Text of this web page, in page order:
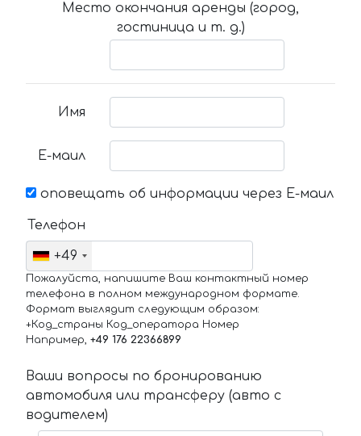
Место окончания аренды (город,
гостиница и т. д.)
Имя
Е-маил
оповещать об информации через Е-маил
Телефон
+49
Пожалуйста, напишите Ваш контактный номер
телефона в полном международном формате.
Формат выглядит следующим образом:
+Код_страны Код_оператора Номер
Например, +49 176 22366899
Ваши вопросы по бронированию
автомобиля или трансферу (авто с
водителем)